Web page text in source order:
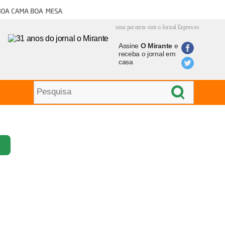
cama boa mesa
uma parceria com o Jornal Expresso
Assine O Mirantee
receba o jornal em
casa